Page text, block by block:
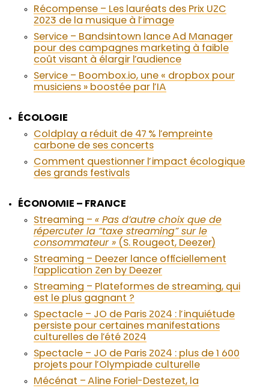
Récompense – Les lauréats des Prix U2C
2023 de la musique à l’image
Service – Bandsintown lance Ad Manager
pour des campagnes marketing à faible
coût visant à élargir l’audience
Service – Boombox.io, une « dropbox pour
musiciens » boostée par l’IA
ÉCOLOGIE
Coldplay a réduit de 47 % l’empreinte
carbone de ses concerts
Comment questionner l’impact écologique
des grands festivals
ÉCONOMIE – FRANCE
Streaming – « Pas d’autre choix que de
répercuter la “taxe streaming” sur le
consommateur » (S. Rougeot, Deezer)
Streaming – Deezer lance officiellement
l’application Zen by Deezer
Streaming – Plateformes de streaming, qui
est le plus gagnant ?
Spectacle – JO de Paris 2024 : l’inquiétude
persiste pour certaines manifestations
culturelles de l’été 2024
Spectacle – JO de Paris 2024 : plus de 1 600
projets pour l’Olympiade culturelle
Mécénat – Aline Foriel-Destezet, la